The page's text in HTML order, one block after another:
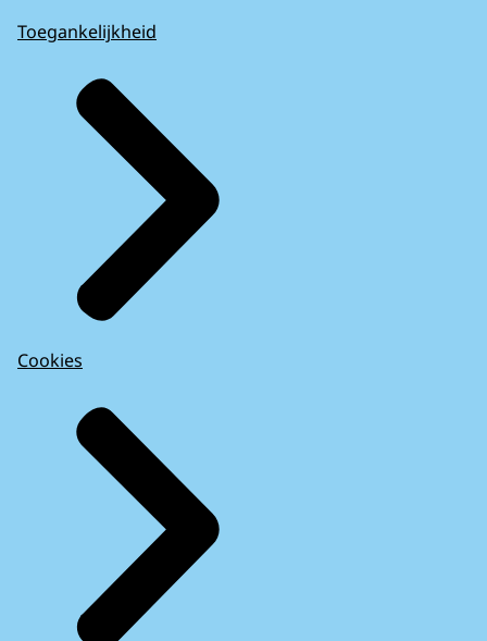
Toegankelijkheid
Cookies